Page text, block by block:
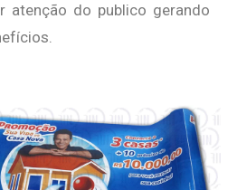
atenção do publico gerando